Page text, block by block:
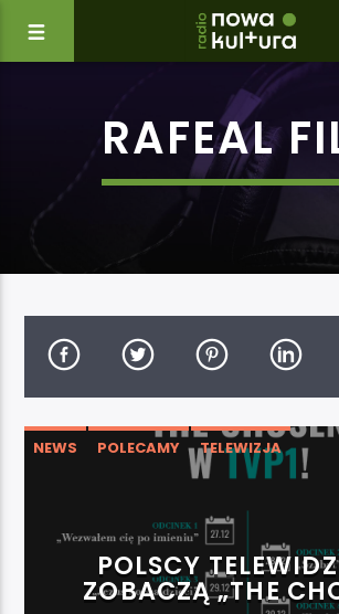
RAFEAL
NEWS POLECAMY TELEWIZJA
POLSCY
ZOBACZĄ „THE